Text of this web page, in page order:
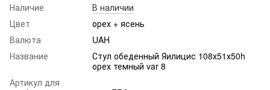
Наличие
В наличии
Цвет
орех + ясень
Валюта
UAH
Название
Стул обеденный Яилицис 108х51х50h
орех темный var 8
Артикул для